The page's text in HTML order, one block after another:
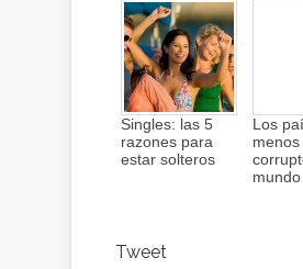
Singles: las 5
razones para
estar solteros
Los
menos
mundo
Tweet